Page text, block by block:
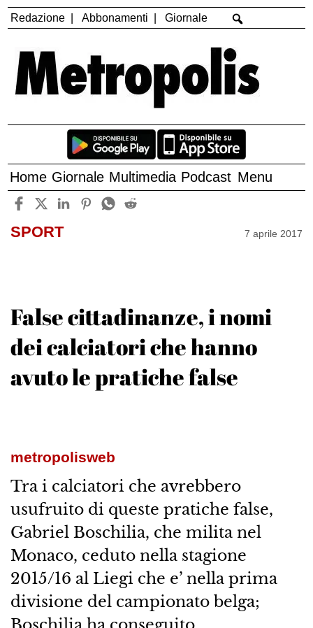
Redazione Abbonamenti Giornale
Home Giornale Multimedia Podcast Menu
SPORT 7 aprile 2017
False cittadinanze, i nomi
dei calciatori che hanno
avuto le pratiche false
metropolisweb
Tra i calciatori che avrebbero
usufruito di queste pratiche false,
Gabriel Boschilia, che milita nel
Monaco, ceduto nella stagione
2015/16 al Liegi che e’ nella prima
divisione del campionato belga;